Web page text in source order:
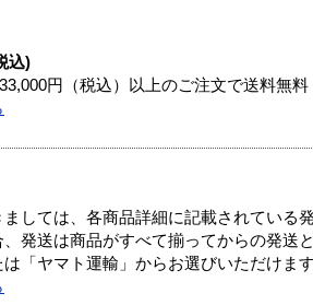
込)
円（税込）以上のご注文で送料無料
しては、各商品詳細に記載されている
発送は商品がすべて揃ってからの発送と
「ヤマト運輸」からお選びいただけます